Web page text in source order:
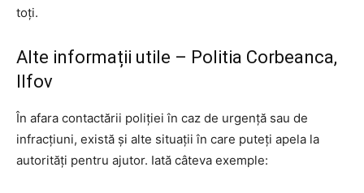
toți.
Alte informații utile – Politia Corbeanca,
Ilfov
În afara contactării poliției în caz de urgență sau de
infracțiuni, există și alte situații în care puteți apela la
autorități pentru ajutor. Iată câteva exemple: